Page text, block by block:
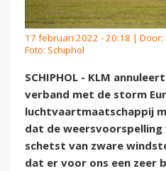
17 februari 2022 - 20:18 | Door:
Foto: Schiphol
SCHIPHOL - KLM
verband met de storm
luchtvaartmaatschappij
dat de
schetst van zware
dat er voor ons een zeer